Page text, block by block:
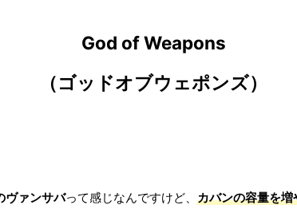
God of Weapons
（ゴッドオブウェポンズ）
ヴァンサバって感じなんですけど、 カバンの容量を